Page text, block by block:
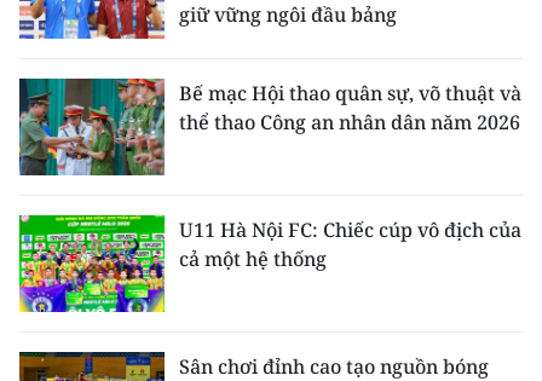
giữ vững ngôi đầu bảng
Bế mạc Hội thao quân sự, võ thuật và
thể thao Công an nhân dân năm 2026
U11 Hà Nội FC: Chiếc cúp vô địch của
cả một hệ thống
Sân chơi đỉnh cao tạo nguồn bóng